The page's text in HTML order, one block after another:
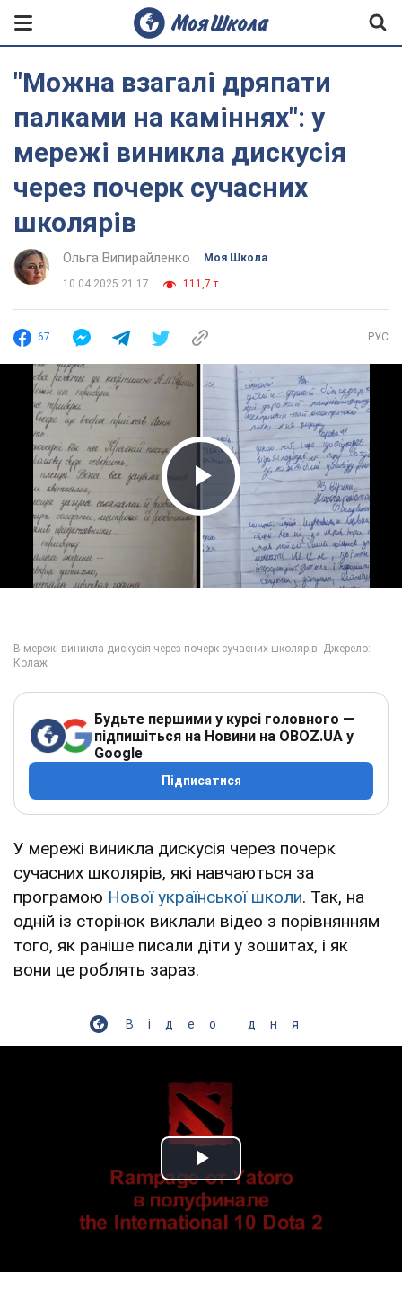
"Можна взагалі дряпати
палками на каміннях": у
мережі виникла дискусія
через почерк сучасних
школярів
Ольга Випирайленко Моя Школа
10.04.2025 21:17 111,7 т.
67 РУС
Play Video
Будьте першими у курсі головного —
підпишіться на Новини на OBOZ.UA у
Google
Підписатися
У мережі виникла дискусія через почерк
сучасних школярів, які навчаються за
програмою Нової української школи. Так, на
одній із сторінок виклали відео з порівнянням
того, як раніше писали діти у зошитах, і як
вони це роблять зараз.
Відео дня
Play Video